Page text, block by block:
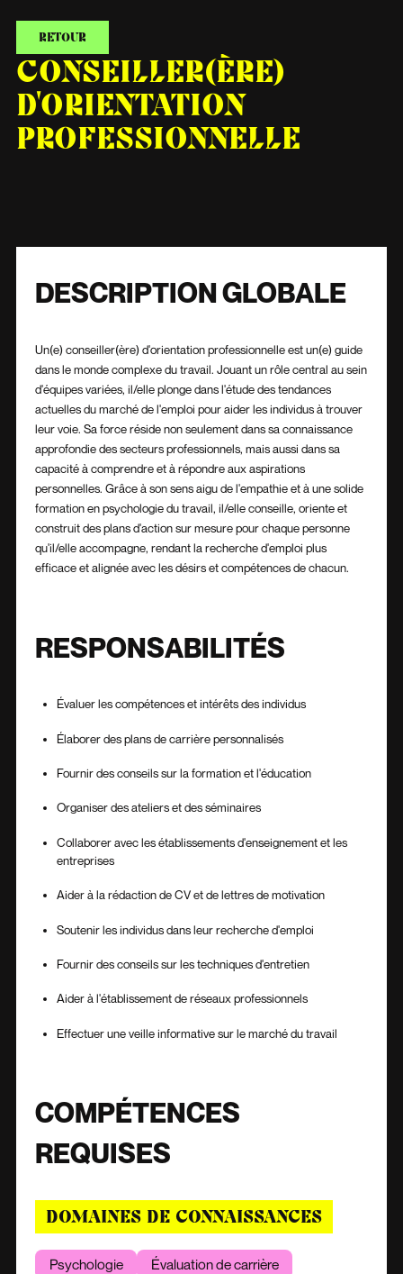
CONSEILLER(ÈRE)
D'ORIENTATION
PROFESSIONNELLE
RETOUR
DESCRIPTION GLOBALE
Un(e) conseiller(ère) d'orientation professionnelle est un(e) guide
dans le monde complexe du travail. Jouant un rôle central au sein
d'équipes variées, il/elle plonge dans l'étude des tendances
actuelles du marché de l'emploi pour aider les individus à trouver
leur voie. Sa force réside non seulement dans sa connaissance
approfondie des secteurs professionnels, mais aussi dans sa
capacité à comprendre et à répondre aux aspirations
personnelles. Grâce à son sens aigu de l'empathie et à une solide
formation en psychologie du travail, il/elle conseille, oriente et
construit des plans d'action sur mesure pour chaque personne
qu'il/elle accompagne, rendant la recherche d'emploi plus
efficace et alignée avec les désirs et compétences de chacun.
RESPONSABILITÉS
Évaluer les compétences et intérêts des individus
Élaborer des plans de carrière personnalisés
Fournir des conseils sur la formation et l'éducation
Organiser des ateliers et des séminaires
Collaborer avec les établissements d'enseignement et les
entreprises
Aider à la rédaction de CV et de lettres de motivation
Soutenir les individus dans leur recherche d'emploi
Fournir des conseils sur les techniques d'entretien
Aider à l'établissement de réseaux professionnels
Effectuer une veille informative sur le marché du travail
COMPÉTENCES
REQUISES
DOMAINES DE CONNAISSANCES
Psychologie
Évaluation de carrière